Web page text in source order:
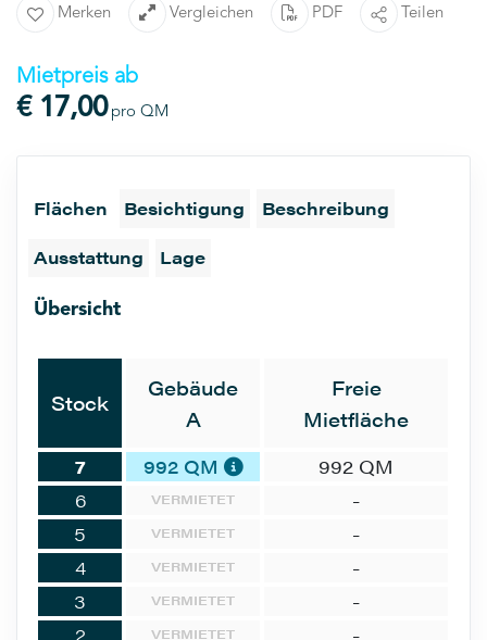
Merken Vergleichen PDF Teilen
Mietpreis ab
€ 17,00 pro QM
Flächen Besichtigung
Beschreibung
Ausstattung
Lage
Übersicht
Stock
Gebäude
A
Freie
Mietfläche
7 992 QM
992 QM
6
VERMIETET
-
5
VERMIETET
-
4
VERMIETET
-
3
VERMIETET
-
VERMIETET